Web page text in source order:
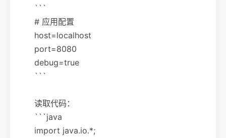
```
# 应用配置
host=localhost
port=8080
debug=true
```
读取代码：
```java
import java.io.*;